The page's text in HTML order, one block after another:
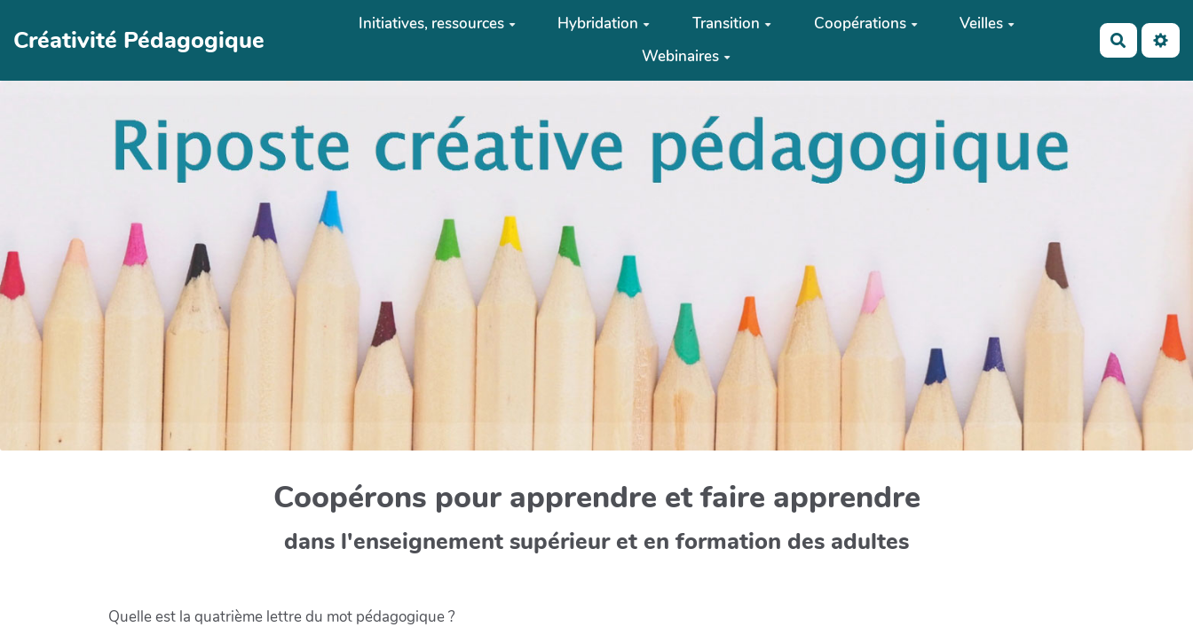
Créativité Pédagogique
Initiatives, ressources Hybridation Transition Coopérations
Veilles
Webinaires
Coopérons pour apprendre et faire apprendre
dans l'enseignement supérieur et en formation des adultes
Quelle est la quatrième lettre du mot pédagogique ?